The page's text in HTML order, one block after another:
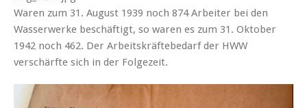
Waren zum 31. August 1939 noch 874 Arbeiter bei den
Wasserwerke beschäftigt, so waren es zum 31. Oktober
1942 noch 462. Der Arbeitskräftebedarf der HWW
verschärfte sich in der Folgezeit.